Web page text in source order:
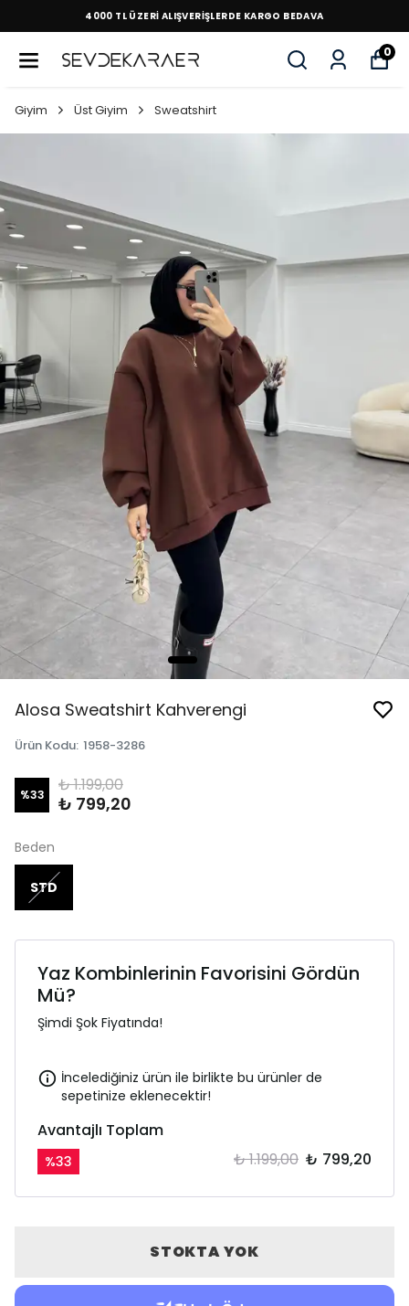
4000 TL ÜZERİ ALIŞVERİŞLERDE KARGO BEDAVA
0
Giyim Üst Giyim Sweatshirt
Alosa Sweatshirt Kahverengi
Ürün Kodu: 1958-3286
%33 ₺ 1.199,00
₺ 799,20
Beden
STD
Yaz Kombinlerinin Favorisini Gördün
Mü?
Şimdi Şok Fiyatında!
İncelediğiniz ürün ile birlikte bu ürünler de
sepetinize eklenecektir!
Avantajlı Toplam
%33 ₺ 1.199,00 ₺ 799,20
STOKTA YOK